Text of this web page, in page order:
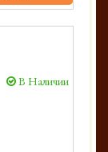
В Наличии